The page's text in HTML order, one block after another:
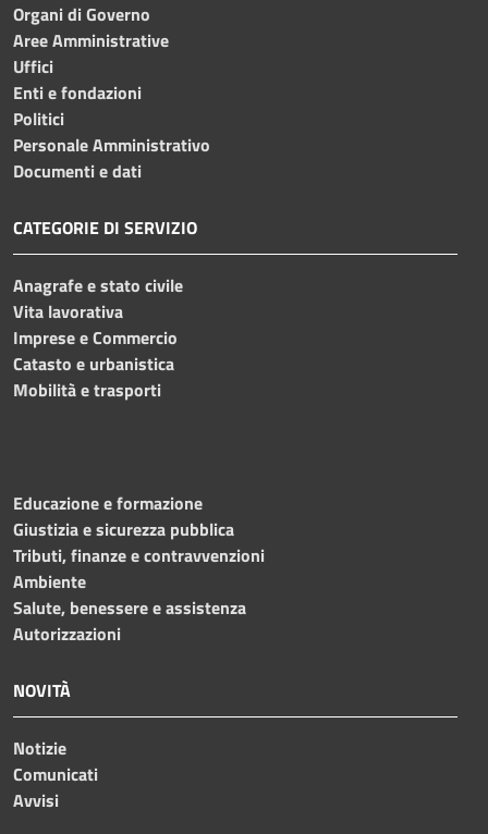
Organi di Governo
Aree Amministrative
Uffici
Enti e fondazioni
Politici
Personale Amministrativo
Documenti e dati
CATEGORIE DI SERVIZIO
Anagrafe e stato civile
Vita lavorativa
Imprese e Commercio
Catasto e urbanistica
Mobilità e trasporti
Educazione e formazione
Giustizia e sicurezza pubblica
Tributi, finanze e contravvenzioni
Ambiente
Salute, benessere e assistenza
Autorizzazioni
NOVITÀ
Notizie
Comunicati
Avvisi